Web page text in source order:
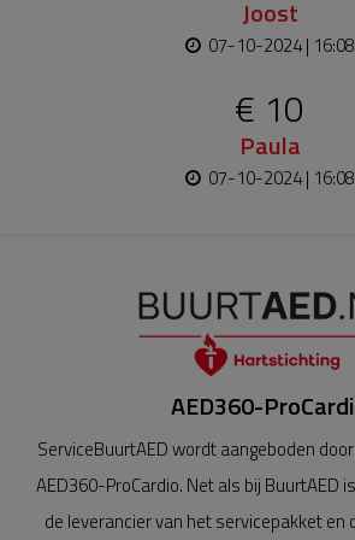
Joost
07-10-2024 | 16:08
€ 10
Paula
07-10-2024 | 16:08
AED360-
ServiceBuurtAED wordt aangeboden
AED360-ProCardio. Net als bij BuurtAED
de leverancier van het servicepakket en